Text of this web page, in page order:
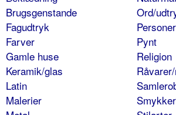
Brugsgenstande
Fagudtryk
Farver
Gamle huse
Keramik/glas
Latin
Malerier
Ord/
Personer
Pynt
Religion
Smykker